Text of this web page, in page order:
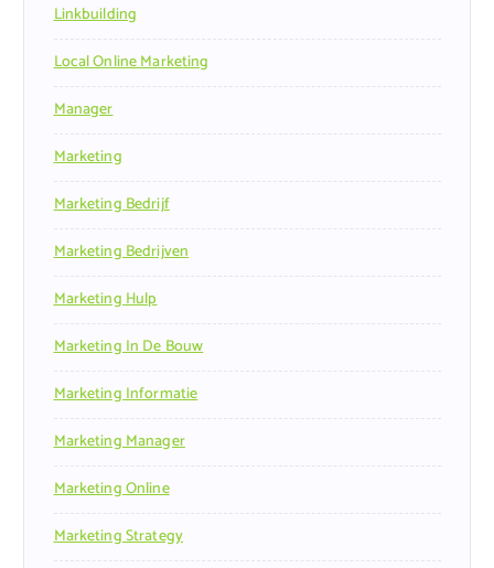
Linkbuilding
Local Online Marketing
Manager
Marketing
Marketing Bedrijf
Marketing Bedrijven
Marketing Hulp
Marketing In De Bouw
Marketing Informatie
Marketing Manager
Marketing Online
Marketing Strategy